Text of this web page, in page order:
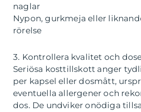
naglar
Nypon, gurkmeja eller
rörelse
3. Kontrollera kvalitet och
Seriösa kosttillskott anger
per kapsel eller dosmått,
eventuella allergener och
dos. De undviker onödiga